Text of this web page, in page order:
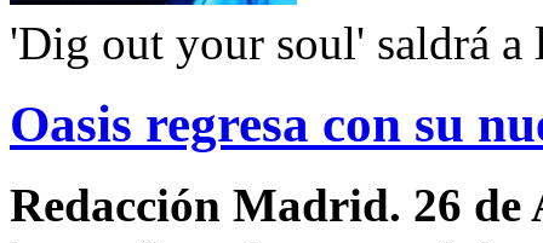
'Dig out your soul' saldrá a
Oasis regresa con su
Redacción Madrid. 26 de